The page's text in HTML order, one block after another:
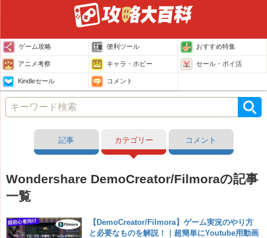
ゲーム攻略 便利ツール おすすめ特集
アニメ考察 キャラ・ホビー セール・ポイ活
Kindleセール コメント
記事 カテゴリー コメント
Wondershare DemoCreator/Filmoraの記事
一覧
【DemoCreator/Filmora】ゲーム実況のやり方
と必要なものを解説！｜超簡単にYoutube用動画